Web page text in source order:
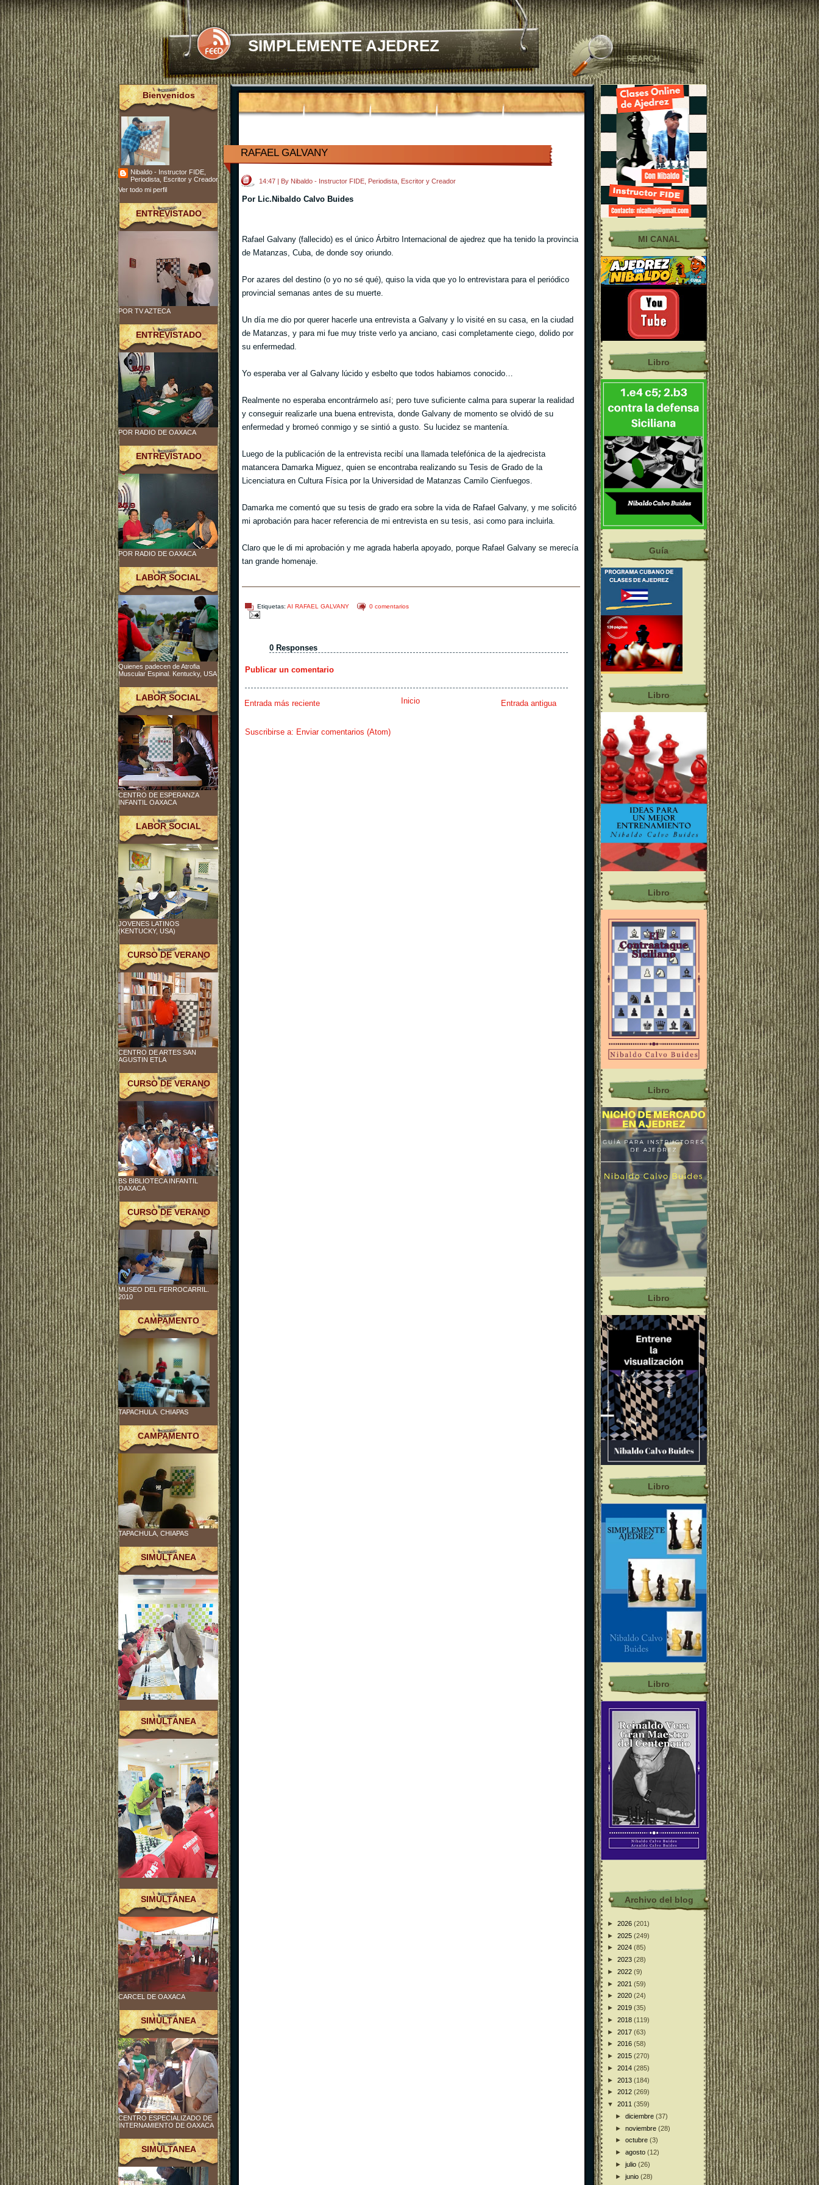
SIMPLEMENTE AJEDREZ
RAFAEL GALVANY
14:47 | By Nibaldo - Instructor FIDE, Periodista, Escritor y Creador
Por Lic.Nibaldo Calvo Buides
Rafael Galvany (fallecido) es el único Árbitro Internacional de ajedrez que ha tenido la provincia
de Matanzas, Cuba, de donde soy oriundo.
Por azares del destino (o yo no sé qué), quiso la vida que yo lo entrevistara para el periódico
provincial semanas antes de su muerte.
Un día me dio por querer hacerle una entrevista a Galvany y lo visité en su casa, en la ciudad
de Matanzas, y para mi fue muy triste verlo ya anciano, casi completamente ciego, dolido por
su enfermedad.
Yo esperaba ver al Galvany lúcido y esbelto que todos habiamos conocido…
Realmente no esperaba encontrármelo así; pero tuve suficiente calma para superar la realidad
y conseguir realizarle una buena entrevista, donde Galvany de momento se olvidó de su
enfermedad y bromeó conmigo y se sintió a gusto. Su lucidez se mantenía.
Luego de la publicación de la entrevista recibí una llamada telefónica de la ajedrecista
matancera Damarka Miguez, quien se encontraba realizando su Tesis de Grado de la
Licenciatura en Cultura Física por la Universidad de Matanzas Camilo Cienfuegos.
Damarka me comentó que su tesis de grado era sobre la vida de Rafael Galvany, y me solicitó
mi aprobación para hacer referencia de mi entrevista en su tesis, asi como para incluirla.
Claro que le di mi aprobación y me agrada haberla apoyado, porque Rafael Galvany se merecía
tan grande homenaje.
Etiquetas: AI RAFAEL GALVANY 0 comentarios
0 Responses
Publicar un comentario
Entrada más reciente Entrada antigua
Inicio
Suscribirse a: Enviar comentarios (Atom)
Bienvenidos
Nibaldo - Instructor FIDE,
Periodista, Escritor y Creador
Ver todo mi perfil
ENTREVISTADO
POR TV AZTECA
ENTREVISTADO
POR RADIO DE OAXACA
ENTREVISTADO
POR RADIO DE OAXACA
LABOR SOCIAL
Quienes padecen de Atrofia
Muscular Espinal. Kentucky, USA
LABOR SOCIAL
CENTRO DE ESPERANZA
INFANTIL OAXACA
LABOR SOCIAL
JOVENES LATINOS
(KENTUCKY, USA)
CURSO DE VERANO
CENTRO DE ARTES SAN
AGUSTIN ETLA
CURSO DE VERANO
BS BIBLIOTECA INFANTIL
OAXACA
CURSO DE VERANO
MUSEO DEL FERROCARRIL.
2010
CAMPAMENTO
TAPACHULA. CHIAPAS
CAMPAMENTO
TAPACHULA, CHIAPAS
SIMULTÁNEA
SIMULTÁNEA
SIMULTÁNEA
CARCEL DE OAXACA
SIMULTÁNEA
CENTRO ESPECIALIZADO DE
INTERNAMIENTO DE OAXACA
SIMULTANEA
MI CANAL
Libro
Guía
Libro
Libro
Libro
Libro
Libro
Libro
Archivo del blog
► 2026 (201)
► 2025 (249)
► 2024 (85)
► 2023 (28)
► 2022 (9)
► 2021 (59)
► 2020 (24)
► 2019 (35)
► 2018 (119)
► 2017 (63)
► 2016 (58)
► 2015 (270)
► 2014 (285)
► 2013 (184)
► 2012 (269)
▼ 2011 (359)
►diciembre(37)
►noviembre(28)
►octubre(3)
►agosto(12)
►julio(26)
►junio(28)